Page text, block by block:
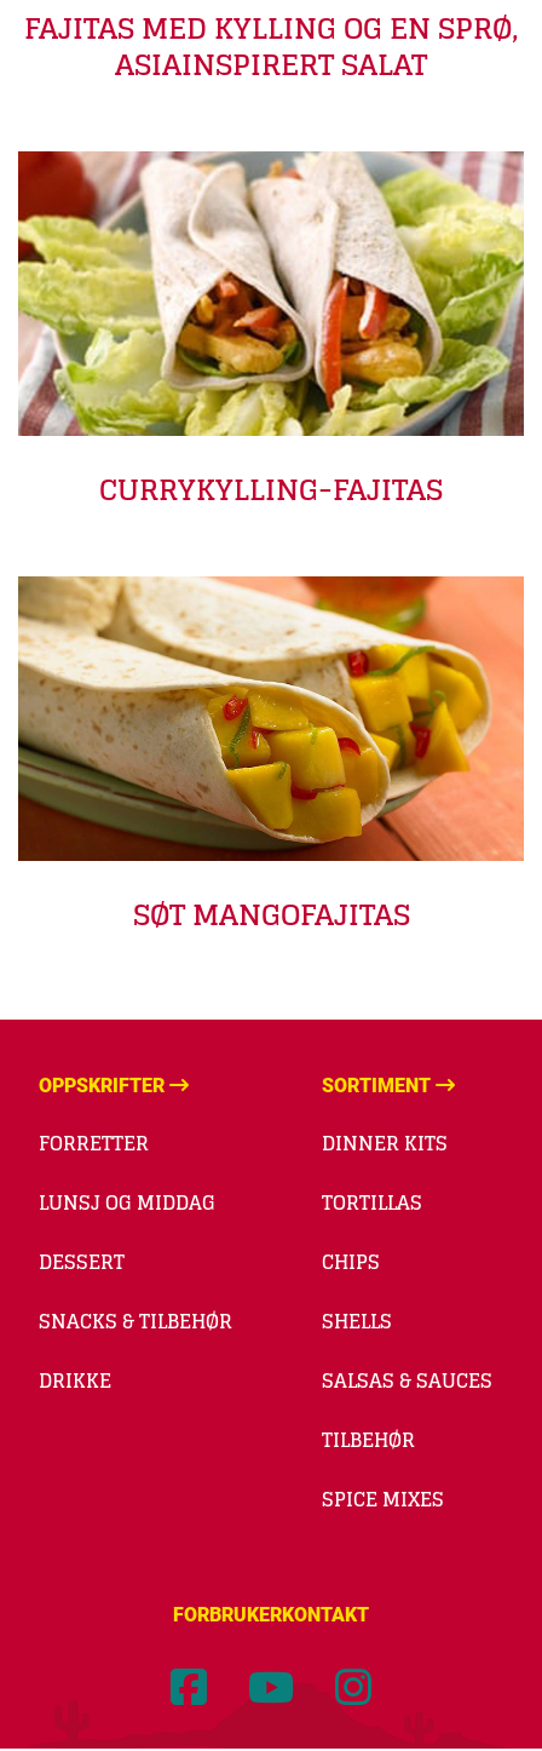
FAJITAS MED KYLLING OG EN SPRØ,
ASIAINSPIRERT SALAT
CURRYKYLLING-FAJITAS
SØT MANGOFAJITAS
OPPSKRIFTER
FORRETTER
LUNSJ OG MIDDAG
DESSERT
SNACKS & TILBEHØR
DRIKKE
SORTIMENT
DINNER KITS
TORTILLAS
CHIPS
SHELLS
SALSAS & SAUCES
TILBEHØR
SPICE MIXES
FORBRUKERKONTAKT